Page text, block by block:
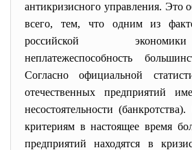
антикризисного управления. Это
всего, тем, что одним из
российской
неплатежеспособность
Согласно официальной
отечественных предприятий
несостоятельности
критериям в настоящее время
предприятий находятся в